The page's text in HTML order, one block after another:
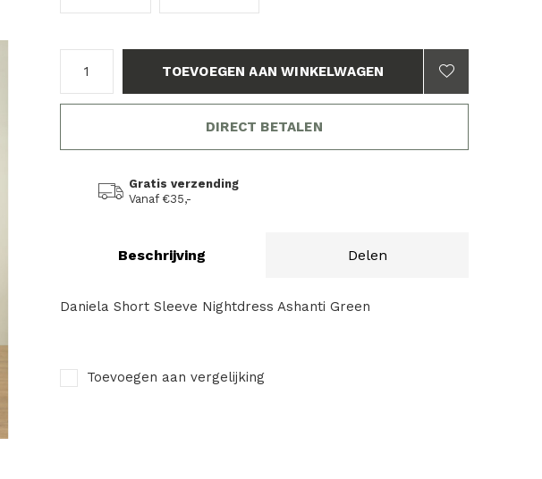
TOEVOEGEN AAN WINKELWAGEN
DIRECT BETALEN
Gratis verzending
Vanaf €35,-
Beschrijving Delen
Daniela Short Sleeve Nightdress Ashanti Green
Toevoegen aan vergelijking